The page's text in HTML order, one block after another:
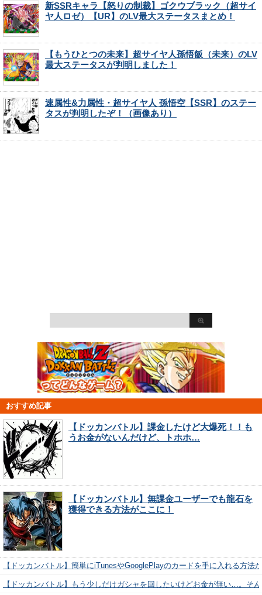
新SSRキャラ【怒りの制裁】ゴクウブラック（超サイ
ヤ人ロゼ）【UR】のLV最大ステータスまとめ！
【もうひとつの未来】超サイヤ人孫悟飯（未来）のLV
最大ステータスが判明しました！
速属性&力属性・超サイヤ人 孫悟空【SSR】のステー
タスが判明したぞ！（画像あり）
おすすめ記事
【ドッカンバトル】課金したけど大爆死！！も
うお金がないんだけど、トホホ…
【ドッカンバトル】無課金ユーザーでも龍石を
獲得できる方法がここに！
【ドッカンバトル】簡単にiTunesやGooglePlayのカードを手に入れる方法
【ドッカンバトル】もう少しだけガシャを回したいけどお金が無い…。そ